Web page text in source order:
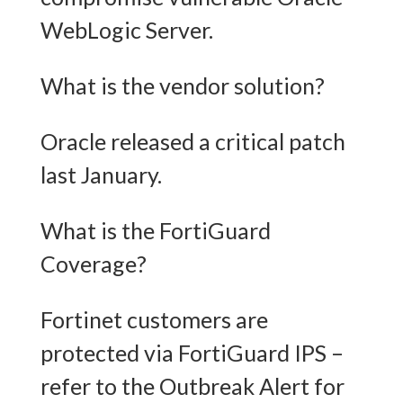
WebLogic Server.
What is the vendor solution?
Oracle released a critical patch
last January.
What is the FortiGuard
Coverage?
Fortinet customers are
protected via FortiGuard IPS –
refer to the Outbreak Alert for